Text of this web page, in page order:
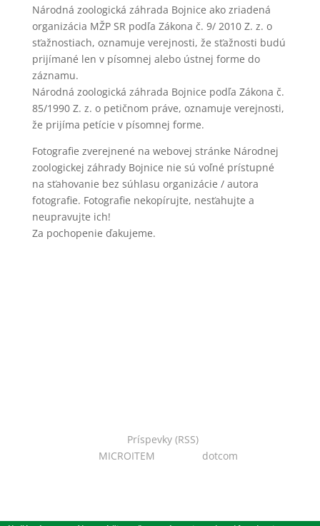
Národná zoologická záhrada Bojnice ako zriadená
organizácia MŽP SR podľa Zákona č. 9/ 2010 Z. z. o
sťažnostiach, oznamuje verejnosti, že sťažnosti budú
prijímané len v písomnej alebo ústnej forme do
záznamu.
Národná zoologická záhrada Bojnice podľa Zákona č.
85/1990 Z. z. o petičnom práve, oznamuje verejnosti,
že prijíma petície v písomnej forme.
Fotografie zverejnené na webovej stránke Národnej
zoologickej záhrady Bojnice nie sú voľné prístupné
na sťahovanie bez súhlasu organizácie / autora
fotografie. Fotografie nekopírujte, nesťahujte a
neupravujte ich!
Za pochopenie ďakujeme.
Príspevky (RSS)
MICROITEM dotcom